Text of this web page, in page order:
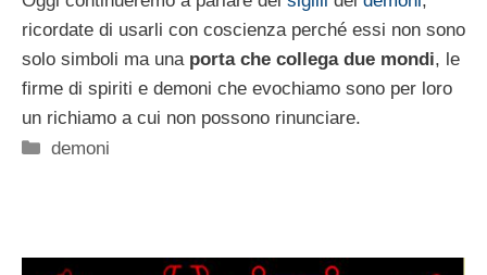
ricordate di usarli con coscienza perché essi non sono
solo simboli ma una porta che collega due mondi, le
firme di spiriti e demoni che evochiamo sono per loro
un richiamo a cui non possono rinunciare.
Categorie
demoni